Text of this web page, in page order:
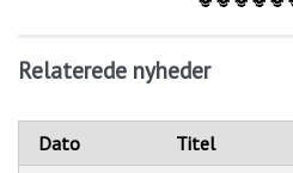
Relaterede nyheder
Dato
Titel